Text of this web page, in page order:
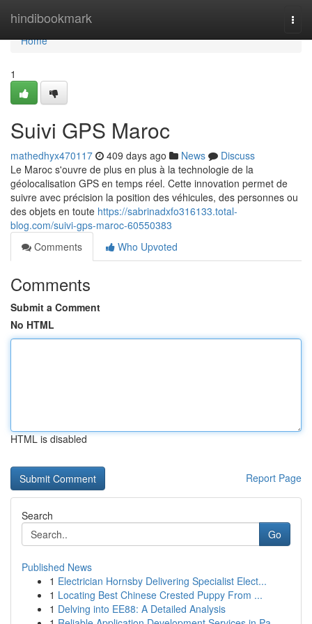
hindibookmark
Home
Home
1
Suivi GPS Maroc
mathedhyx470117 409 days ago News
Discuss
Le Maroc s'ouvre de plus en plus à la technologie de la
géolocalisation GPS en temps réel. Cette innovation permet de
suivre avec précision la position des véhicules, des personnes ou
des objets en toute https://sabrinadxfo316133.total-
blog.com/suivi-gps-maroc-60550383
Comments
Who Upvoted
Comments
Submit a Comment
No HTML
HTML is disabled
Report Page
Search
Go
Published News
1 Electrician Hornsby Delivering Specialist Elect...
1 Locating Best Chinese Crested Puppy From ...
1 Delving into EE88: A Detailed Analysis